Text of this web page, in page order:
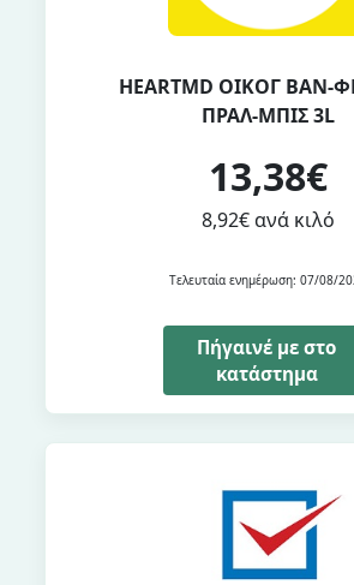
HEARTMD ΟΙΚΟΓ BAΝ-
ΠΡΑΛ-ΜΠΙΣ 3L
13,38€
8,92€ ανά κιλό
Τελευταία ενημέρωση: 07/08/
Πήγαινέ με στο
κατάστημα